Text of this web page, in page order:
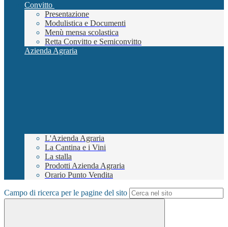
Convitto
Presentazione
Modulistica e Documenti
Menù mensa scolastica
Retta Convitto e Semiconvitto
Azienda Agraria
L'Azienda Agraria
La Cantina e i Vini
La stalla
Prodotti Azienda Agraria
Orario Punto Vendita
Campo di ricerca per le pagine del sito